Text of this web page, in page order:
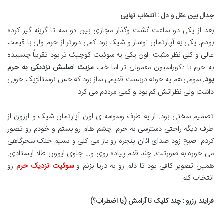
جدال بین عقل و دل : انتخاب نهایی
بعد از یکی دو ساعت گشت وگذار مجازی بین دو سه تا گزینه گیر کرده
بودم. یکی یه آپارتمان نوساز و شیک بود کمی دورتر از حرم ولی با قیمت
عالی و کلی نظر مثبت. اون یکی یه سوئیت کوچیک تر بود تقریباً چسبیده
به حرم با دکوراسیون معمولی تر اما خبمزیت اصلیش نزدیکی به حرم
بود.سومی هم یه خونه دربست قدیمی ساز بود که حس نوستالژیک خوبی
داشت ولی نظراتش کم بود و کمی مرددم می کرد.
تصمیم سختی بود. از یه طرف وسوسه ی اون آپارتمان شیک و ارزون از
طرف دیگه راحتی دسترسی به حرم. چشم هام رو بستم و خودم رو تصور
کردم. صبح زود صدای اذان پنجره رو باز می کنی و نسیم خنک سحرگاهی
می خوره به صورتت. چند قدم پیاده روی و… جلوی ایوون طلا ایستادی.
همین تصویر کافی بود تا دلم رو به دریا بزنم وسوئیت نزدیک حرم رو
انتخاب کنم.
فرایند رزرو : چند کلیک تا آرامش (یا اضطراب؟)